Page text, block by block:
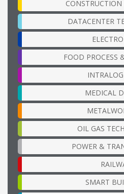
DATACENTER
FOOD PROCESS
MEDICAL
OIL GAS
POWER &
SMART